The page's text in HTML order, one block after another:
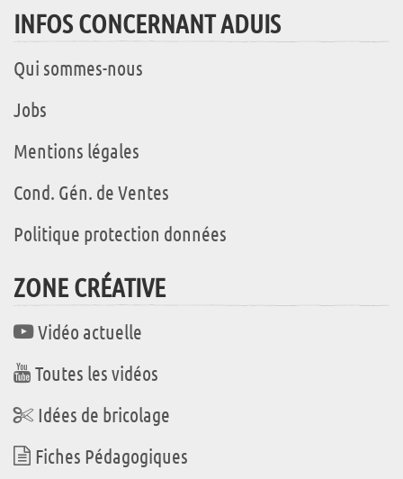
INFOS CONCERNANT ADUIS
Qui sommes-nous
Jobs
Mentions légales
Cond. Gén. de Ventes
Politique protection données
ZONE CRÉATIVE
Vidéo actuelle
Toutes les vidéos
Idées de bricolage
Fiches Pédagogiques